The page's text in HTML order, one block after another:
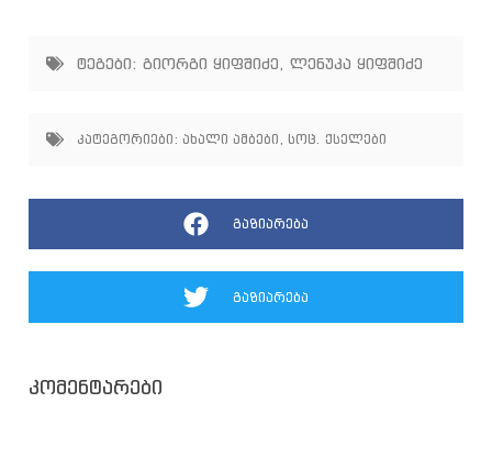
ტეგები: გიორგი ყიფშიძე ლენუკა ყიფშიძე
კატეგორიები: ახალი ამბები , სოც. ქსელები
გაზიარება
გაზიარება
კომენტარები